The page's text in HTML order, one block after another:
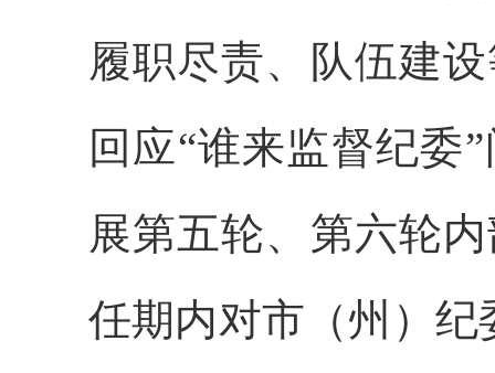
履职尽责、队伍建
回应“谁来监督纪委
展第五轮、第六轮
任期内对市（州）纪